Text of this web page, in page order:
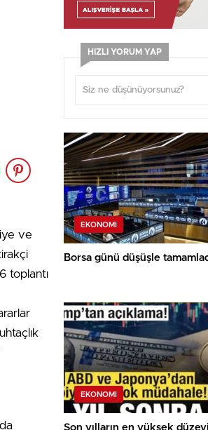
ve
toplantı
HIZLI YORUM YAP
EKONOMI
Borsa günü düşüşle
EKONOMI
Son yılların en yüksek